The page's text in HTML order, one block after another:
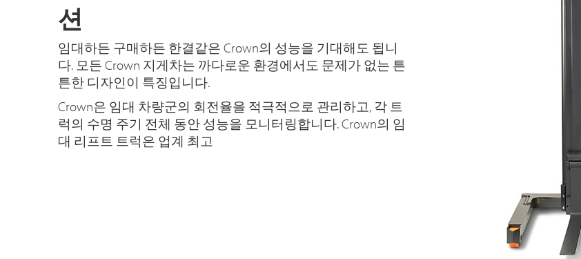
션
임대하든 구매하든 한결같은 Crown의 성능을 기대해도 됩니
다. 모든 Crown 지게차는 까다로운 환경에서도 문제가 없는 튼
튼한 디자인이 특징입니다.
Crown은 임대 차량군의 회전율을 적극적으로 관리하고, 각 트
럭의 수명 주기 전체 동안 성능을 모니터링합니다. Crown의 임
대 리프트 트럭은 업계 최고